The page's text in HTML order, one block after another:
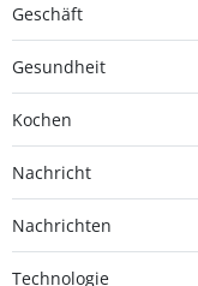
Geschäft
Gesundheit
Kochen
Nachricht
Nachrichten
Technologie